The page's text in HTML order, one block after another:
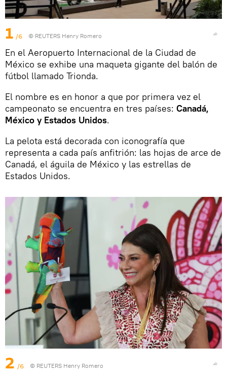
1 /6 © REUTERS Henry Romero
En el Aeropuerto Internacional de la Ciudad de
México se exhibe una maqueta gigante del balón de
fútbol llamado Trionda.
El nombre es en honor a que por primera vez el
campeonato se encuentra en tres países: Canadá,
México y Estados Unidos.
La pelota está decorada con iconografía que
representa a cada país anfitrión: las hojas de arce de
Canadá, el águila de México y las estrellas de
Estados Unidos.
2 /6 © REUTERS Henry Romero